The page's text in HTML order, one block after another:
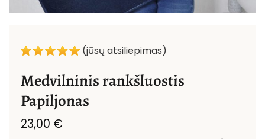
(jūsų atsiliepimas)
Medvilninis rankšluostis
Papiljonas
23,00 €